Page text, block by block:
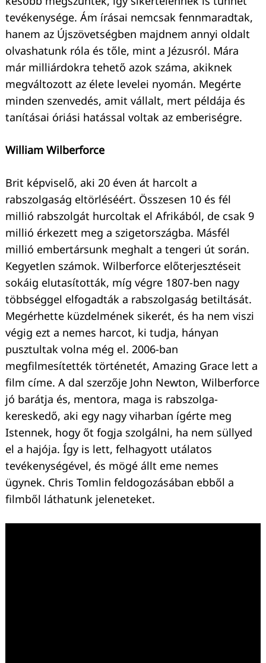
tevékenysége. Ám írásai nemcsak fennmaradtak,
hanem az Újszövetségben majdnem annyi oldalt
olvashatunk róla és tőle, mint a Jézusról. Mára
már milliárdokra tehető azok száma, akiknek
megváltozott az élete levelei nyomán. Megérte
minden szenvedés, amit vállalt, mert példája és
tanításai óriási hatással voltak az emberiségre.
William Wilberforce
Brit képviselő, aki 20 éven át harcolt a
rabszolgaság eltörléséért. Összesen 10 és fél
millió rabszolgát hurcoltak el Afrikából, de csak 9
millió érkezett meg a szigetországba. Másfél
millió embertársunk meghalt a tengeri út során.
Kegyetlen számok. Wilberforce előterjesztéseit
sokáig elutasították, míg végre 1807-ben nagy
többséggel elfogadták a rabszolgaság betiltását.
Megérhette küzdelmének sikerét, és ha nem viszi
végig ezt a nemes harcot, ki tudja, hányan
pusztultak volna még el. 2006-ban
megfilmesítették történetét, Amazing Grace lett a
film címe. A dal szerzője John Newton, Wilberforce
jó barátja és, mentora, maga is rabszolga-
kereskedő, aki egy nagy viharban ígérte meg
Istennek, hogy őt fogja szolgálni, ha nem süllyed
el a hajója. Így is lett, felhagyott utálatos
tevékenységével, és mögé állt eme nemes
ügynek. Chris Tomlin feldogozásában ebből a
filmből láthatunk jeleneteket.